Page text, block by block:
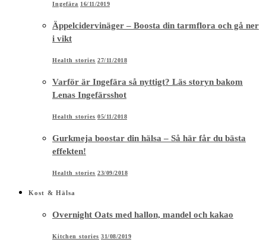
Ingefära 16/11/2019
Äppelcidervinäger – Boosta din tarmflora och gå ner
i vikt
Health stories 27/11/2018
Varför är Ingefära så nyttigt? Läs storyn bakom
Lenas Ingefärsshot
Health stories 05/11/2018
Gurkmeja boostar din hälsa – Så här får du bästa
effekten!
Health stories 23/09/2018
Kost & Hälsa
Overnight Oats med hallon, mandel och kakao
Kitchen stories 31/08/2019